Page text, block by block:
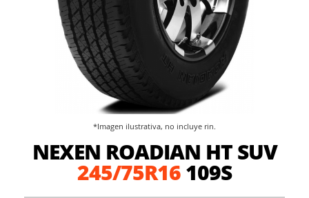
NEXEN ROADIAN HT SUV
245/75R16109S
*Imagen ilustrativa, no incluye rin.